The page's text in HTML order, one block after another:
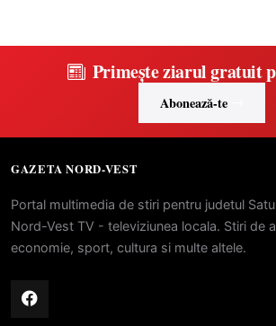
Primește ziarul gratuit
Abonează-te
GAZETA NORD-VEST
Portal multimedia de stiri pentru judetul
Nord-Vest TV - televiziunea locala. Stiri de
economie, sport, cultura si multe altele.